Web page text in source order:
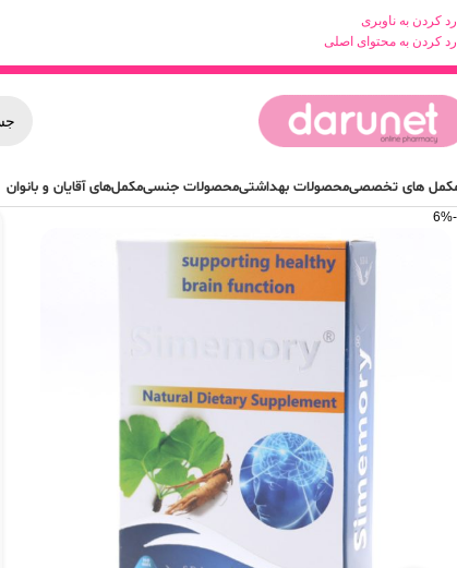
رد کردن به ناوبری
رد کردن به محتوای اصلی
های تخصصیمحصولات بهداشتیمحصولات جنسیمکمل‌های آقایان و بانوان
-6%